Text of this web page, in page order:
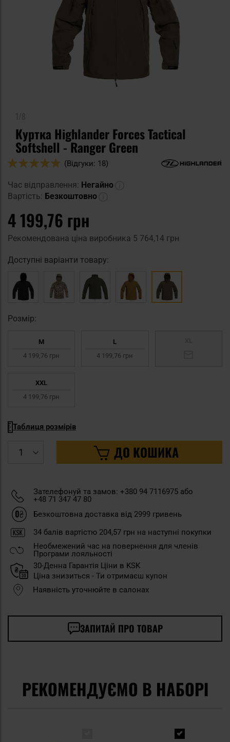
Куртка Highlander Forces Tactical
Softshell - Ranger Green
Оцінка:
(Відгуки: 18)
Час відправлення: Негайно
Вартість: Безкоштовно
4 199,76 грн
Рекомендована ціна виробника 5 764,14 грн
Доступні варіанти товару:
Pозмір:
M
4 199,76 грн
L
4 199,76 грн
XXL
4 199,76 грн
Таблиця розмірів
ДО КОШИКА
Зателефонуй та замов: +380 94 7116975 або
+48 71 347 47 80
Безкоштовна доставка від 2999 гривень
34 балів вартістю 204,57 грн на наступні покупки
Необмежений час на повернення для членів
Програми лояльності
30-Денна Гарантія Ціни в KSK
Ціна знизиться - Ти отримаєш купон
Наявність уточнюйте в салонах
ЗАПИТАЙ ПРО ТОВАР
РЕКОМЕНДУЄМО В НАБОРІ